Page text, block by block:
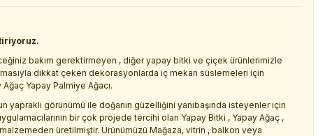
bakım gerektirmeyen , diğer yapay bitki ve çiçek ürünlerimizle
dikkat çeken dekorasyonlarda iç mekan süslemeleri için
Yapay Palmiye Ağacı.
yapraklı görünümü ile doğanın güzelliğini yanıbaşında isteyenler için
bir çok projede tercihi olan Yapay Bitki , Yapay Ağaç ,
üretilmiştir. Ürünümüzü Mağaza, vitrin , balkon veya